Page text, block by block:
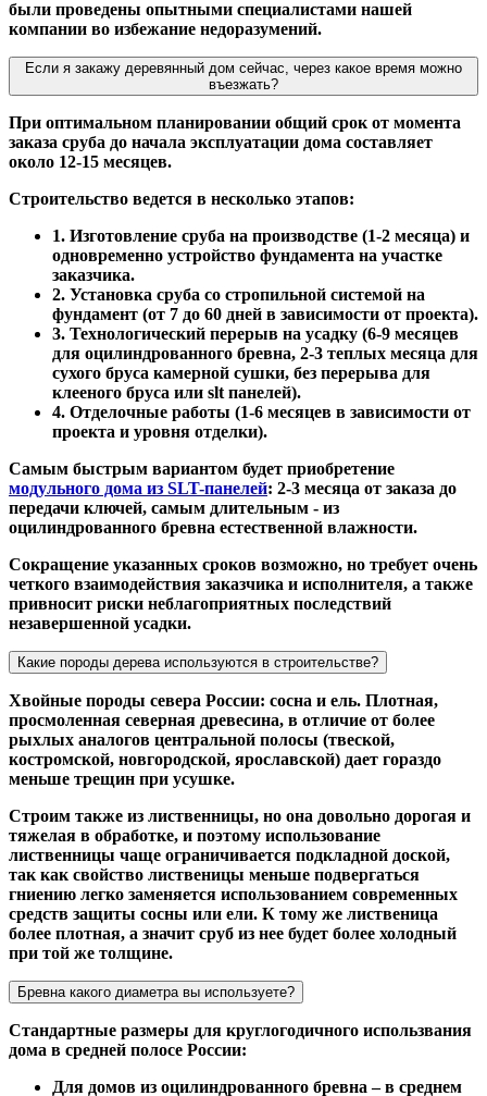
были проведены опытными специалистами нашей
компании во избежание недоразумений.
Если я закажу деревянный дом сейчас, через какое время можно
въезжать?
При оптимальном планировании общий срок от момента
заказа сруба до начала эксплуатации дома составляет
около 12-15 месяцев.
Строительство ведется в несколько этапов:
1. Изготовление сруба на производстве (1-2 месяца) и
одновременно устройство фундамента на участке
заказчика.
2. Установка сруба со стропильной системой на
фундамент (от 7 до 60 дней в зависимости от проекта).
3. Технологический перерыв на усадку (6-9 месяцев
для оцилиндрованного бревна, 2-3 теплых месяца для
сухого бруса камерной сушки, без перерыва для
клееного бруса или slt панелей).
4. Отделочные работы (1-6 месяцев в зависимости от
проекта и уровня отделки).
Самым быстрым вариантом будет приобретение
модульного дома из SLT-панелей: 2-3 месяца от заказа до
передачи ключей, самым длительным - из
оцилиндрованного бревна естественной влажности.
Сокращение указанных сроков возможно, но требует очень
четкого взаимодействия заказчика и исполнителя, а также
привносит риски неблагоприятных последствий
незавершенной усадки.
Какие породы дерева используются в строительстве?
Хвойные породы севера России: сосна и ель. Плотная,
просмоленная северная древесина, в отличие от более
рыхлых аналогов центральной полосы (твеской,
костромской, новгородской, ярославской) дает гораздо
меньше трещин при усушке.
Строим также из лиственницы, но она довольно дорогая и
тяжелая в обработке, и поэтому использование
лиственницы чаще ограничивается подкладной доской,
так как свойство лиственицы меньше подвергаться
гниению легко заменяется использованием современных
средств защиты сосны или ели. К тому же лиственица
более плотная, а значит сруб из нее будет более холодный
при той же толщине.
Бревна какого диаметра вы используете?
Стандартные размеры для круглогодичного использвания
дома в средней полосе России:
Для домов из оцилиндрованного бревна – в среднем